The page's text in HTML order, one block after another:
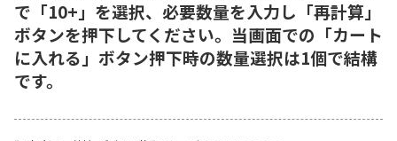
で「10+」を選択、必要数量を入力し「再計算」
ボタンを押下してください。当画面での「カート
に入れる」ボタン押下時の数量選択は1個で結構
です。